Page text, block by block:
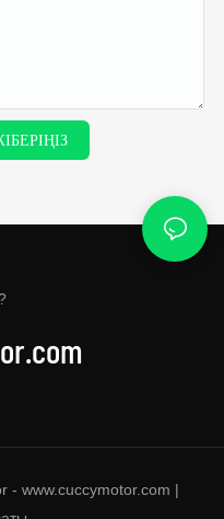
- www.cuccymotor.com |